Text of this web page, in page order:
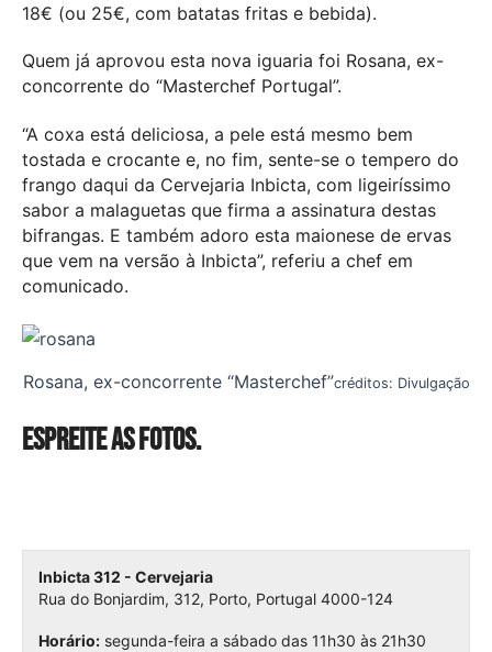
18€ (ou 25€, com batatas fritas e bebida).
Quem já aprovou esta nova iguaria foi Rosana, ex-
concorrente do “Masterchef Portugal”.
“A coxa está deliciosa, a pele está mesmo bem
tostada e crocante e, no fim, sente-se o tempero do
frango daqui da Cervejaria Inbicta, com ligeiríssimo
sabor a malaguetas que firma a assinatura destas
bifrangas. E também adoro esta maionese de ervas
que vem na versão à Inbicta”, referiu a chef em
comunicado.
Rosana, ex-concorrente “Masterchef”créditos: Divulgação
Espreite as fotos.
Inbicta312 - Cervejaria
Rua do Bonjardim, 312, Porto, Portugal 4000-124
Horário: segunda-feira a sábado das 11h30 às 21h30